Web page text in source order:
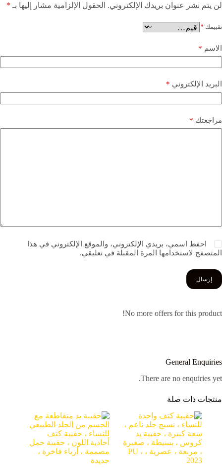
لن يتم نشر عنوان بريدك الإلكتروني. الحقول الإلزامية مشار إليها بـ *
تقييمك *
الاسم *
البريد الإلكتروني *
مراجعتك *
احفظ اسمي، بريدي الإلكتروني، والموقع الإلكتروني في هذا
المتصفح لاستخدامها المرة المقبلة في تعليقي.
إرسال
No more offers for this product!
General Enquiries
There are no enquiries yet.
منتجات ذات صلة